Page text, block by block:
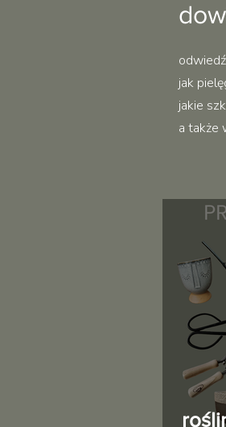
jak
jakie
a także